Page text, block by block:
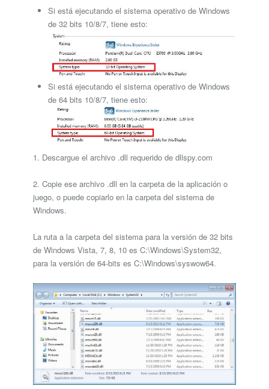
Si está ejecutando el sistema operativo de Windows
de 32 bits 10/8/7, tiene esto:
Si está ejecutando el sistema operativo de Windows
de 64 bits 10/8/7, tiene esto:
1. Descargue el archivo .dll requerido de dllspy.com
2. Copie ese archivo .dll en la carpeta de la aplicación o
juego, o puede copiarlo en la carpeta del sistema de
Windows.
La ruta a la carpeta del sistema para la versión de 32 bits
de Windows Vista, 7, 8, 10 es C:\Windows\System32,
para la versión de 64-bits es C:\Windows\syswow64.